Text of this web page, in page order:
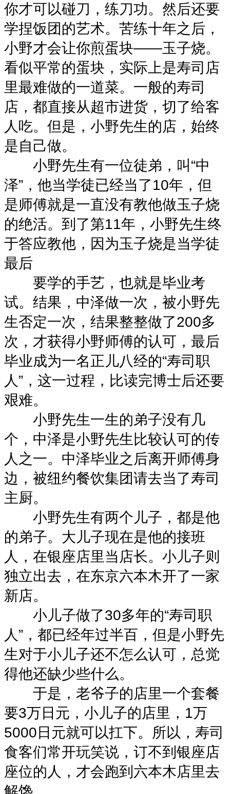
你才可以碰刀，练刀功。然后还要
学捏饭团的艺术。苦练十年之后，
小野才会让你煎蛋块——玉子烧。
看似平常的蛋块，实际上是寿司店
里最难做的一道菜。一般的寿司
店，都直接从超市进货，切了给客
人吃。但是，小野先生的店，始终
是自己做。
小野先生有一位徒弟，叫“中
泽”，他当学徒已经当了10年，但
是师傅就是一直没有教他做玉子烧
的绝活。到了第11年，小野先生终
于答应教他，因为玉子烧是当学徒
最后
要学的手艺，也就是毕业考
试。结果，中泽做一次，被小野先
生否定一次，结果整整做了200多
次，才获得小野师傅的认可，最后
毕业成为一名正儿八经的“寿司职
人”，这一过程，比读完博士后还要
艰难。
小野先生一生的弟子没有几
个，中泽是小野先生比较认可的传
人之一。中泽毕业之后离开师傅身
边，被纽约餐饮集团请去当了寿司
主厨。
小野先生有两个儿子，都是他
的弟子。大儿子现在是他的接班
人，在银座店里当店长。小儿子则
独立出去，在东京六本木开了一家
新店。
小儿子做了30多年的“寿司职
人”，都已经年过半百，但是小野先
生对于小儿子还不怎么认可，总觉
得他还缺少些什么。
于是，老爷子的店里一个套餐
要3万日元，小儿子的店里，1万
5000日元就可以扛下。所以，寿司
食客们常开玩笑说，订不到银座店
座位的人，才会跑到六本木店里去